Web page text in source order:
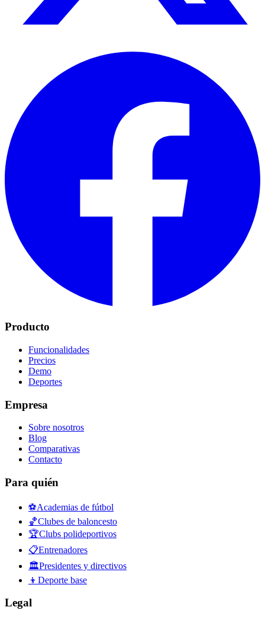
Producto
Funcionalidades
Precios
Demo
Deportes
Empresa
Sobre nosotros
Blog
Comparativas
Contacto
Para quién
⚽Academias de fútbol
🏀Clubes de baloncesto
🏆Clubs polideportivos
📋Entrenadores
🏛️Presidentes y directivos
👦 Deporte base
Legal